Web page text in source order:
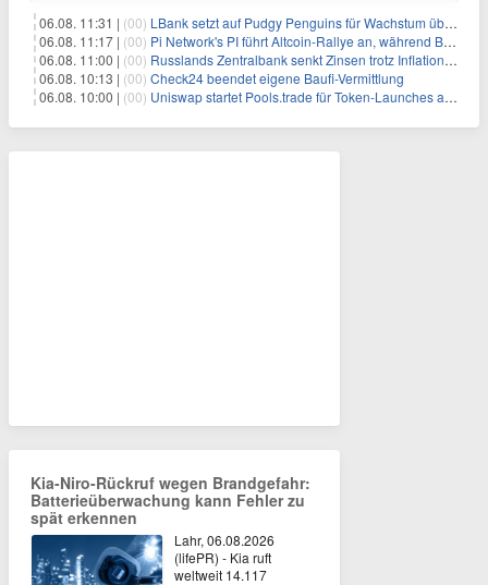
06.08. 11:31 | (00) LBank setzt auf Pudgy Penguins für Wachstum über den Handel hinaus
06.08. 11:17 | (00) Pi Network's PI führt Altcoin-Rallye an, während Bitcoin $65.000 anpeilt
06.08. 11:00 | (00) Russlands Zentralbank senkt Zinsen trotz Inflations-Schock – ein riskantes Spiel
06.08. 10:13 | (00) Check24 beendet eigene Baufi-Vermittlung
06.08. 10:00 | (00) Uniswap startet Pools.trade für Token-Launches auf Robinhood Chain
Kia-Niro-Rückruf wegen Brandgefahr:
Batterieüberwachung kann Fehler zu
spät erkennen
Lahr, 06.08.2026
(lifePR) - Kia ruft
weltweit 14.117